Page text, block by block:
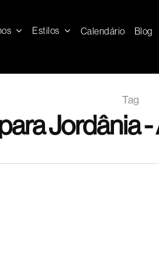
Estilos Calendário Blog
Tag
Jordânia